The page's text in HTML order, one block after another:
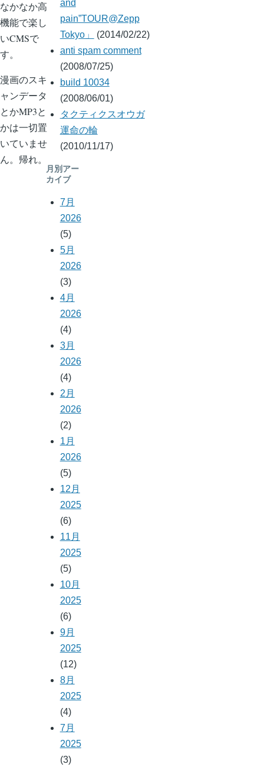
なかなか高
機能で楽し
いCMSで
す。
漫画のスキ
ャンデータ
とかMP3と
かは一切置
いていませ
ん。帰れ。
and
pain”TOUR@Zepp
Tokyo」
(2014/02/22)
anti spam comment
(2008/07/25)
build 10034
(2008/06/01)
タクティクスオウガ
運命の輪
(2010/11/17)
月別アー
カイブ
7月
2026
(5)
5月
2026
(3)
4月
2026
(4)
3月
2026
(4)
2月
2026
(2)
1月
2026
(5)
12月
2025
(6)
11月
2025
(5)
10月
2025
(6)
9月
2025
(12)
8月
2025
(4)
7月
2025
(3)